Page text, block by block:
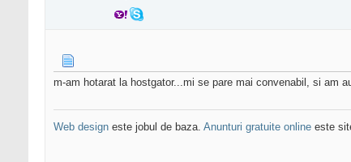
m-am hotarat la hostgator...mi se pare mai convenabil, si am
Web design este jobul de baza. Anunturi gratuite online este